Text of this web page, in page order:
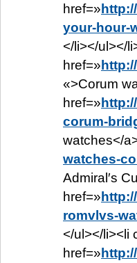
href=»
your-hour-
</li></ul></
href=»
«>Corum
href=»
corum-
watches</
watches-
Admiral′s
href=»
romvlvs-
</ul></li><li
href=»